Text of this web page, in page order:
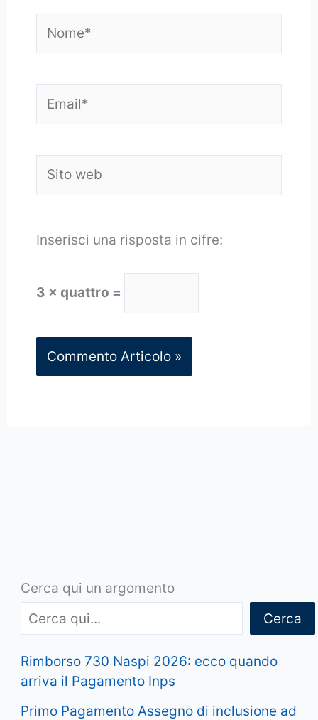
web
Inserisci una risposta in cifre:
3 × quattro =
Cerca qui un argomento
Cerca
Rimborso 730 Naspi 2026: ecco quando
arriva il Pagamento Inps
Primo Pagamento Assegno di inclusione ad